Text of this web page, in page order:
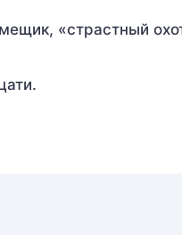
«страстный